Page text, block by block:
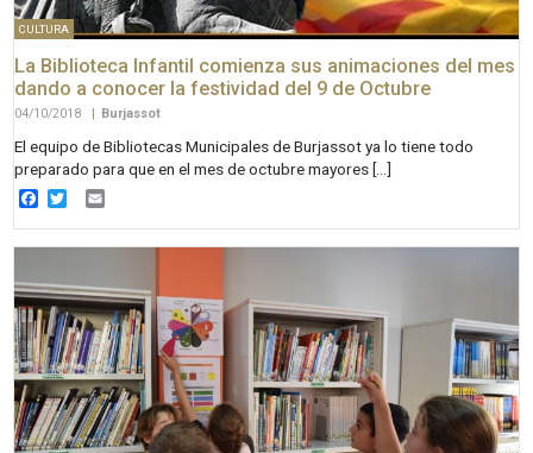
CULTURA
La Biblioteca Infantil comienza sus animaciones del mes
dando a conocer la festividad del 9 de Octubre
04/10/2018 | Burjassot
El equipo de Bibliotecas Municipales de Burjassot ya lo tiene todo
preparado para que en el mes de octubre mayores […]
Facebook
Twitter